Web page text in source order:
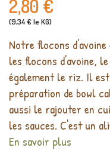
2,80 €
(9,34 € le KG)
Notre flocons
les flocons d'avoine,
également le riz. Il
préparation de bowl
aussi le rajouter en
les sauces. C'est un
En savoir plus